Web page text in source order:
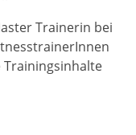
Trainerin bei
Trainingsinhalte